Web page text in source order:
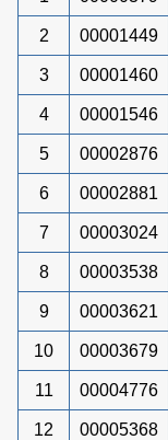
2 00001449
3 00001460
4 00001546
5 00002876
6 00002881
7 00003024
8 00003538
9 00003621
10 00003679
11 00004776
12 00005368